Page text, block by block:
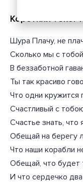
Короткий текст
Шура Плачу, не
Сколько мы с
В беззаботной
Ты так красиво
Что одни кружится
Счастливый с
Счастье знать, что
Обещай на берегу
Что наши корабли
Обещай, что будет
И что сердечко